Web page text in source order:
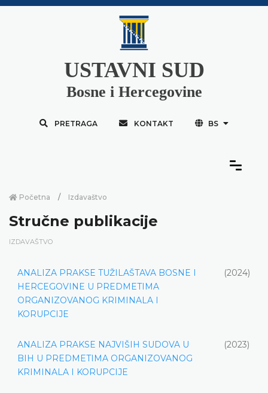
USTAVNI SUD
Bosne i Hercegovine
PRETRAGA KONTAKT BS
Početna Izdavaštvo
Stručne publikacije
IZDAVAŠTVO
ANALIZA PRAKSE TUŽILAŠTAVA BOSNE I
HERCEGOVINE U PREDMETIMA
ORGANIZOVANOG KRIMINALA I
KORUPCIJE
(2024)
ANALIZA PRAKSE NAJVIŠIH SUDOVA U
BIH U PREDMETIMA ORGANIZOVANOG
KRIMINALA I KORUPCIJE
(2023)